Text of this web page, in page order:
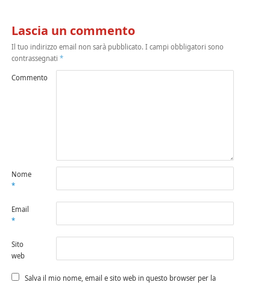
Lascia un commento
Il tuo indirizzo email non sarà pubblicato. I campi obbligatori sono
contrassegnati *
Commento
Nome
*
Email
*
Sito
web
Salva il mio nome, email e sito web in questo browser per la